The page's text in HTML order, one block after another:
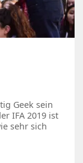
Geek sein
IFA 2019 ist
sehr sich